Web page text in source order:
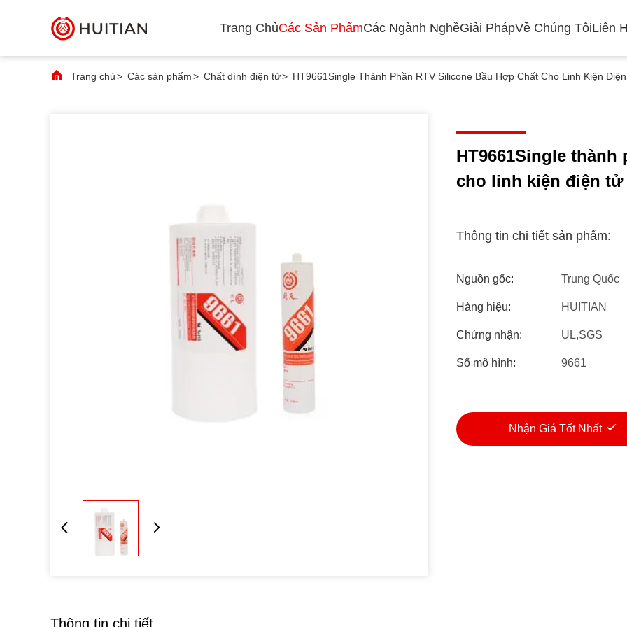
Trang ChủCác Sản PhẩmCác Ngành NghềGiải PhápVề Chúng TôiLiên
Trang chủ> Các sản phẩm> Chất dính điện tử> HT9661Single Thành Phần RTV Silicone Bầu Hợp Chất Cho Linh Kiện
HT9661Single
cho linh kiện điện tử
Thông tin chi tiết sản phẩm:
Nguồn gốc: Trung Quốc
Hàng hiệu: HUITIAN
Chứng nhận: UL,SGS
Số mô hình: 9661
Nhận Giá Tốt Nhất
Thông tin chi tiết